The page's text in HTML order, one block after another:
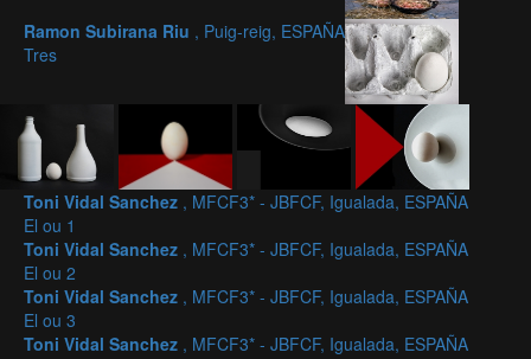
Ramon Subirana Riu , Puig-reig, ESPAÑA
Tres
Toni Vidal Sanchez , MFCF3* - JBFCF, Igualada, ESPAÑA
El ou 1
Toni Vidal Sanchez , MFCF3* - JBFCF, Igualada, ESPAÑA
El ou 2
Toni Vidal Sanchez , MFCF3* - JBFCF, Igualada, ESPAÑA
El ou 3
Toni Vidal Sanchez , MFCF3* - JBFCF, Igualada, ESPAÑA